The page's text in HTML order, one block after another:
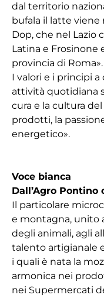
dal territorio
bufala il latte viene
Dop, che nel Lazio
Latina e Frosinone
provincia di Roma».
I valori e i principi a
attività quotidiana
cura e la cultura
prodotti, la
energetico».
Voce bianca
Dall’Agro Pontino
Il particolare
e montagna, unito
degli animali, agli
talento artigianale
i quali è nata la
armonica nei
nei Supermercati